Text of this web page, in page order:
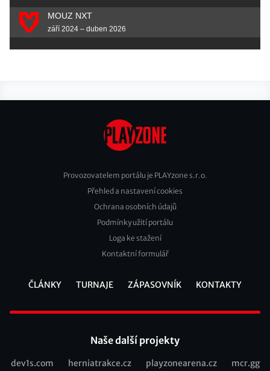
MOUZ NXT
září 2024 – duben 2026
Footer
Provozovatelem portálu je PLAYzone s.r.o.
Přehled a nastavení cookies
Ochrana osobních údajů
Podmínky užití portálu
Loga ke stažení
Kontaktní formulář
ČLÁNKY TURNAJE ZÁPASOVNÍK KONTAKTY
Naše další projekty
dev1s.com herniatrakce.cz playzonearena.cz mcr.gg